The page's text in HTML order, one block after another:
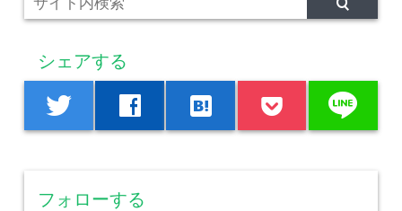
シェアする
twitter facebook hatenabookmark line
フォローする